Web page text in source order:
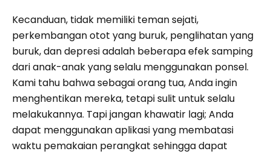
Kecanduan, tidak memiliki teman sejati,
perkembangan otot yang buruk, penglihatan yang
buruk, dan depresi adalah beberapa efek samping
dari anak-anak yang selalu menggunakan ponsel.
Kami tahu bahwa sebagai orang tua, Anda ingin
menghentikan mereka, tetapi sulit untuk selalu
melakukannya. Tapi jangan khawatir lagi; Anda
dapat menggunakan aplikasi yang membatasi
waktu pemakaian perangkat sehingga dapat